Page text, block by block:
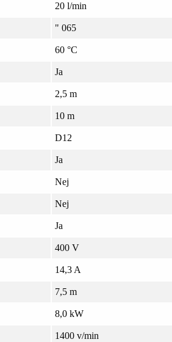
20 l/min
" 065
60 °C
Ja
2,5 m
10 m
D12
Ja
Nej
Nej
Ja
400 V
14,3 A
7,5 m
8,0 kW
1400 v/min